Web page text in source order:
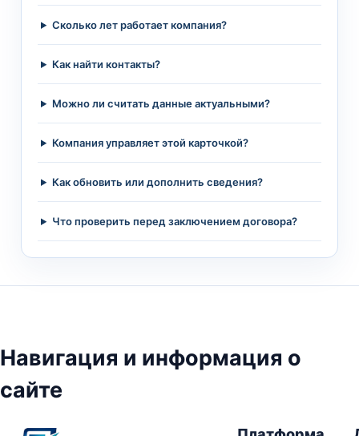
Сколько лет работает компания?
Как найти контакты?
Можно ли считать данные актуальными?
Компания управляет этой карточкой?
Как обновить или дополнить сведения?
Что проверить перед заключением договора?
Навигация и информация о
сайте